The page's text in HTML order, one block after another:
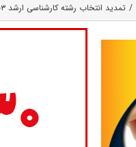
تمدید انتخاب رشته کارشناسی ارشد ۱۴۰۳